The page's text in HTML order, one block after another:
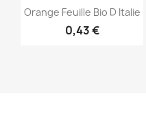
Aperçu rapide
Orange Feuille Bio D Italie
0,43 €